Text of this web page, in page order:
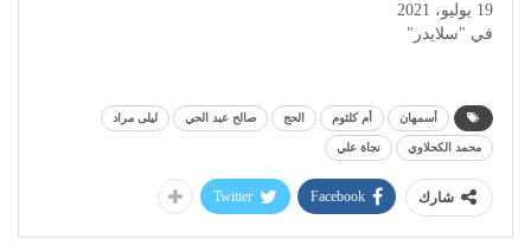
19 يوليو، 2021
في "سلايدر"
أسمهان أم كلثوم الحج صالح عبد الحي ليلى مراد
محمد الكحلاوي نجاة علي
شارك Facebook
Twitter